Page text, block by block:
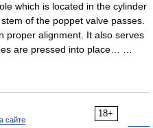
which is located in the cylinder
of the poppet valve passes.
proper alignment. It also serves
are pressed into place… …
18+
сайте